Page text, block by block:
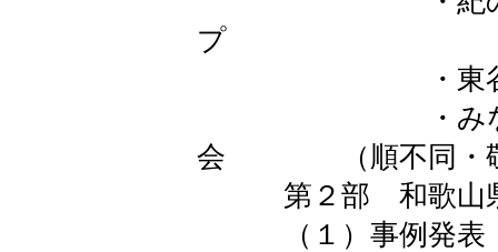
プ
・東谷
・みなべ町
会 （順不同・敬
第２部 和歌山県
（１）事